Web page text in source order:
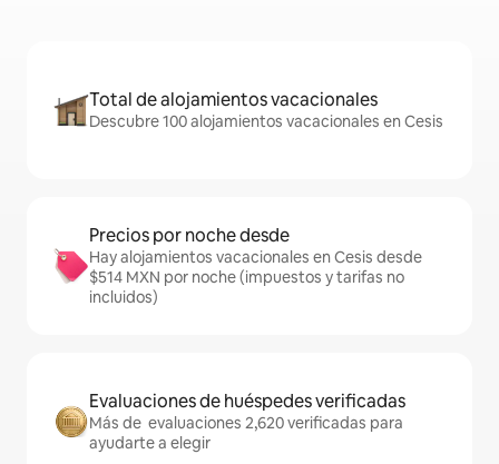
Total de alojamientos vacacionales
Descubre 100 alojamientos vacacionales en Cesis
Precios por noche desde
Hay alojamientos vacacionales en Cesis desde
$514 MXN por noche (impuestos y tarifas no
incluidos)
Evaluaciones de huéspedes verificadas
Más de evaluaciones 2,620 verificadas para
ayudarte a elegir